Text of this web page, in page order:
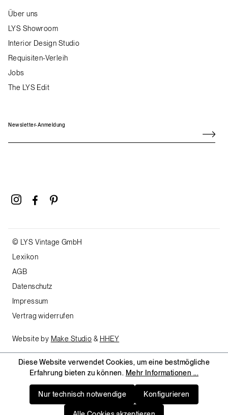
Über uns
LYS Showroom
Interior Design Studio
Requisiten-Verleih
Jobs
The LYS Edit
Newsletter-Anmeldung
© LYS Vintage GmbH
Lexikon
AGB
Datenschutz
Impressum
Vertrag widerrufen
Website by Make Studio & HHEY
Diese Website verwendet Cookies, um eine bestmögliche
Erfahrung bieten zu können. Mehr Informationen ...
Nur technisch notwendige Konfigurieren